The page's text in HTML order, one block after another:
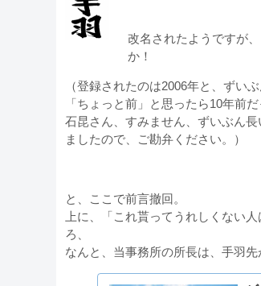
改名されたようですが
か！
（登録されたのは2006年と、ずい
「ちょっと前」と思ったら10年前
石昆さん、すみません、ずいぶん
ましたので、ご勘弁ください。）
と、ここで前言撤回。
上に、「これ貰ってうれしくない
ろ、
なんと、当事務所の所長は、手羽